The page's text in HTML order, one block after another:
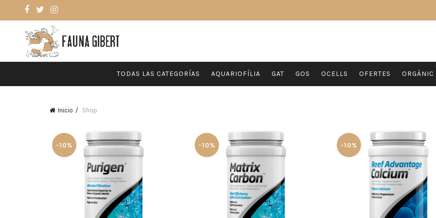
TODAS LAS CATEGORÍAS AQUARIOFÍLIA GAT GOS OCELLS OFERTES ORGÀNIC
Inicio Shop
-10% -10% -10%